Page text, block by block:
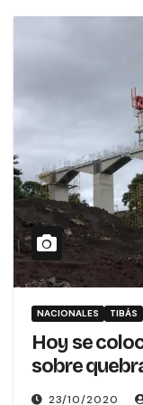
NACIONALES TIBÁS
Hoy se
sobre
23/10/2020